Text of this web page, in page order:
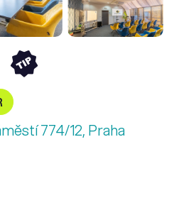
774/12, Praha